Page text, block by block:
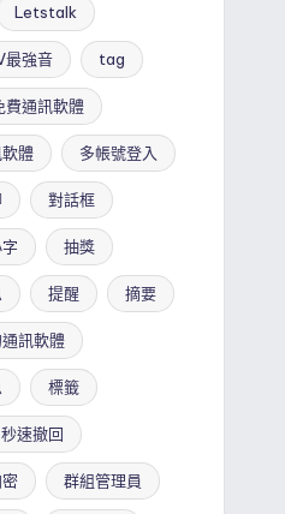
Letstalk
最強音 tag
費通訊軟體
體 多帳號登入
對話框
抽獎
提醒 摘要
訊軟體
標籤
秒速撤回
群組管理員